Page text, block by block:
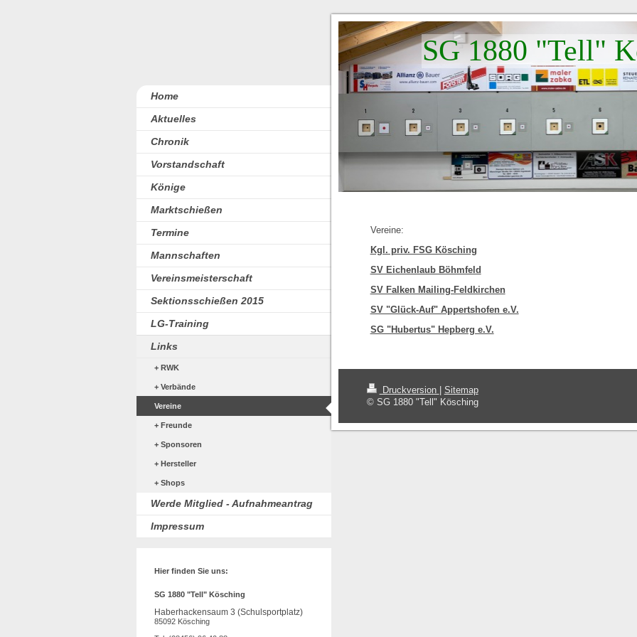
SG 1880 "Tell"
Vereine:
Kgl. priv. FSG Kösching
SV Eichenlaub Böhmfeld
SV Falken Mailing-Feldkirchen
SV "Glück-Auf" Appertshofen e.V.
SG "Hubertus" Hepberg e.V.
Druckversion
Sitemap
© SG 1880 "Tell" Kösching
Home
Aktuelles
Chronik
Vorstandschaft
Könige
Marktschießen
Termine
Mannschaften
Vereinsmeisterschaft
Sektionsschießen 2015
LG-Training
Links
RWK
Verbände
Vereine
Freunde
Sponsoren
Hersteller
Shops
Werde Mitglied - Aufnahmeantrag
Impressum
Hier finden Sie uns:
SG 1880 "Tell" Kösching
Haberhackensaum 3 (Schulsportplatz)
85092 Kösching